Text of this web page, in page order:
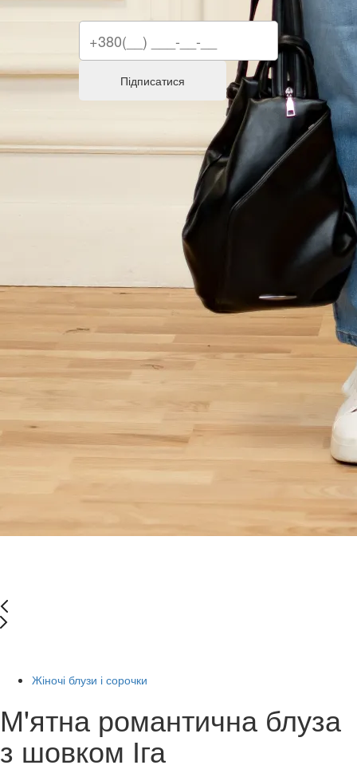
Жіночі блузи і сорочки
М'ятна романтична блуза
з шовком Іга
Підписатися